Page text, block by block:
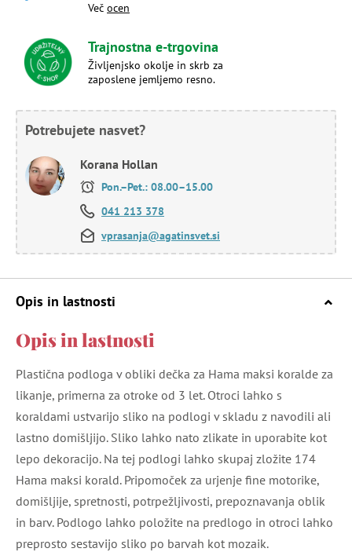
Več ocen
Trajnostna e-trgovina
Življenjsko okolje in skrb za
zaposlene jemljemo resno.
Potrebujete nasvet?
Korana Hollan
Pon.–Pet.: 08.00–15.00
041 213 378
vprasanja@agatinsvet.si
Opis in lastnosti
Opis in lastnosti
Plastična podloga v obliki dečka za Hama maksi koralde za
likanje, primerna za otroke od 3 let. Otroci lahko s
koraldami ustvarijo sliko na podlogi v skladu z navodili ali
lastno domišljijo. Sliko lahko nato zlikate in uporabite kot
lepo dekoracijo. Na tej podlogi lahko skupaj zložite 174
Hama maksi korald. Pripomoček za urjenje fine motorike,
domišljije, spretnosti, potrpežljivosti, prepoznavanja oblik
in barv. Podlogo lahko položite na predlogo in otroci lahko
preprosto sestavijo sliko po barvah kot mozaik.